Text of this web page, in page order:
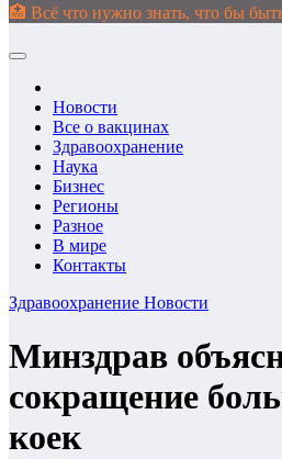
🏥 Всё что нужно знать, что бы
Новости
Все о вакцинах
Здравоохранение
Наука
Бизнес
Регионы
Разное
В мире
Контакты
Здравоохранение Новости
Минздрав
сокращение
коек